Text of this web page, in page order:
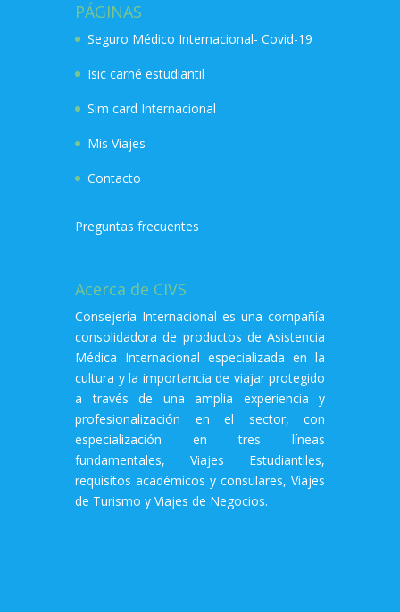
PÁGINAS
Seguro Médico Internacional- Covid-19
Isic carné estudiantil
Sim card Internacional
Mis Viajes
Contacto
Preguntas frecuentes
Acerca de CIVS
Consejería Internacional es una compañía
consolidadora de productos de Asistencia
Médica Internacional especializada en la
cultura y la importancia de viajar protegido
a través de una amplia experiencia y
profesionalización en el sector, con
especialización en tres líneas
fundamentales, Viajes Estudiantiles,
requisitos académicos y consulares, Viajes
de Turismo y Viajes de Negocios.